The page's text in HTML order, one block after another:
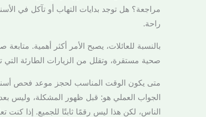
مراجعة؟ هل توجد بدايات التهاب أو تآكل في
راحة.
بالنسبة للعائلات، يصبح الأمر أكثر أهمية.
صحية مستقرة، وتقلل من الزيارات الطارئة
متى يكون الوقت المناسب لحجز موعد فحص
الناس، لكن هذا ليس رقمًا ثابتًا للجميع. إذا كنت